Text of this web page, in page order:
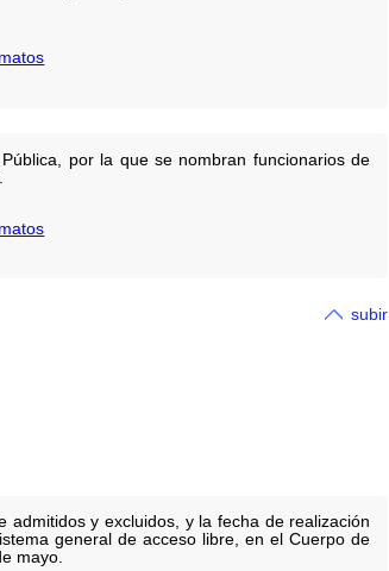
por la que se nombran funcionarios de
subir
y excluidos, y la fecha de realización
general de acceso libre, en el Cuerpo de
mayo.